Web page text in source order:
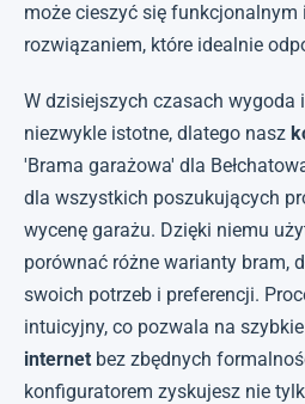
może cieszyć się funkcjonalnym
rozwiązaniem, które idealnie
W dzisiejszych czasach wygoda
niezwykle istotne, dlatego nasz
'Brama garażowa' dla
dla wszystkich poszukujących
wycenę garażu. Dzięki niemu
porównać różne warianty bram,
swoich potrzeb i preferencji.
intuicyjny, co pozwala na szybkie
internet bez zbędnych
konfiguratorem zyskujesz nie